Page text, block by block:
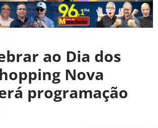
ao Dia dos
Nova
programação